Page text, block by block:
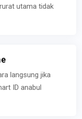
utama tidak
langsung jika
ID anabul